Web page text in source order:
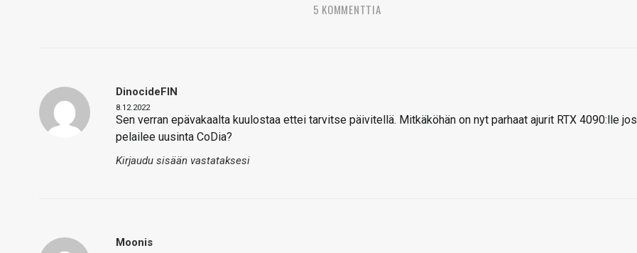
5 KOMMENTTIA
DinocideFIN
8.12.2022
Sen verran epävakaalta kuulostaa ettei tarvitse päivitellä. Mitkäköhän on nyt parhaat ajurit RTX 4090:lle jos
pelailee uusinta CoDia?
Kirjaudu sisään vastataksesi
Moonis